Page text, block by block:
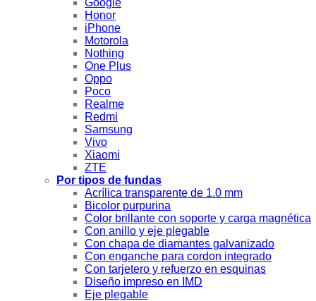
Google
Honor
iPhone
Motorola
Nothing
One Plus
Oppo
Poco
Realme
Redmi
Samsung
Vivo
Xiaomi
ZTE
Por tipos de fundas
Acrílica transparente de 1.0 mm
Bicolor purpurina
Color brillante con soporte y carga magnética
Con anillo y eje plegable
Con chapa de diamantes galvanizado
Con enganche para cordon integrado
Con tarjetero y refuerzo en esquinas
Diseño impreso en IMD
Eje plegable